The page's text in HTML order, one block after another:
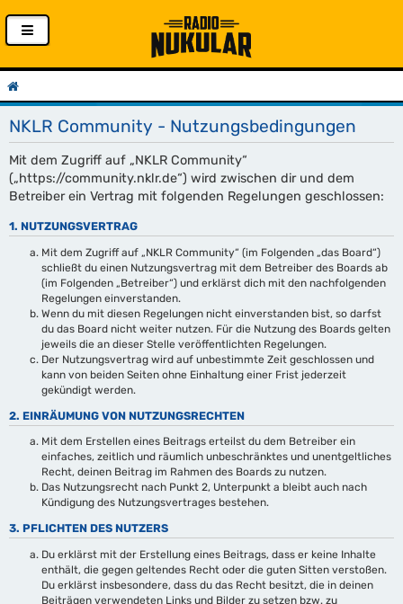
NKLR Community - Nutzungsbedingungen
Mit dem Zugriff auf „NKLR Community“
(„https://community.nklr.de“) wird zwischen dir und dem
Betreiber ein Vertrag mit folgenden Regelungen geschlossen:
1. NUTZUNGSVERTRAG
Mit dem Zugriff auf „NKLR Community“ (im Folgenden „das Board“)
schließt du einen Nutzungsvertrag mit dem Betreiber des Boards ab
(im Folgenden „Betreiber“) und erklärst dich mit den nachfolgenden
Regelungen einverstanden.
Wenn du mit diesen Regelungen nicht einverstanden bist, so darfst
du das Board nicht weiter nutzen. Für die Nutzung des Boards gelten
jeweils die an dieser Stelle veröffentlichten Regelungen.
Der Nutzungsvertrag wird auf unbestimmte Zeit geschlossen und
kann von beiden Seiten ohne Einhaltung einer Frist jederzeit
gekündigt werden.
2. EINRÄUMUNG VON NUTZUNGSRECHTEN
Mit dem Erstellen eines Beitrags erteilst du dem Betreiber ein
einfaches, zeitlich und räumlich unbeschränktes und unentgeltliches
Recht, deinen Beitrag im Rahmen des Boards zu nutzen.
Das Nutzungsrecht nach Punkt 2, Unterpunkt a bleibt auch nach
Kündigung des Nutzungsvertrages bestehen.
3. PFLICHTEN DES NUTZERS
Du erklärst mit der Erstellung eines Beitrags, dass er keine Inhalte
enthält, die gegen geltendes Recht oder die guten Sitten verstoßen.
Du erklärst insbesondere, dass du das Recht besitzt, die in deinen
Beiträgen verwendeten Links und Bilder zu setzen bzw. zu